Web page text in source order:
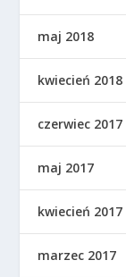
maj 2018
kwiecień 2018
czerwiec 2017
maj 2017
kwiecień 2017
marzec 2017